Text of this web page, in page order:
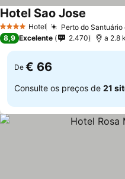
4 EstrelasHotel Perto do Santuário
Hotel Sao Jose
8,9 Excelente 2.470 a 2.8
De € 66
Consulte os preços de 21